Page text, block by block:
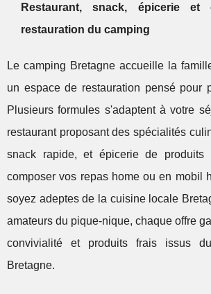
Restaurant, snack, épicerie et
restauration du camping
Le camping Bretagne accueille la
un espace de restauration pensé pour
Plusieurs formules s'adaptent à votre
restaurant proposant des spécialités
snack rapide, et épicerie de produits
composer vos repas home ou en mobil
soyez adeptes de la cuisine locale
amateurs du pique-nique, chaque offre
convivialité et produits frais issus
Bretagne.